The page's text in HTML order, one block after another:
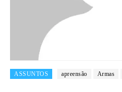
ASSUNTOS apreensão Armas